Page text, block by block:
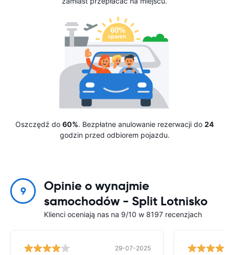
Oszczędź do 60%. Bezpłatne anulowanie rezerwacji do 24
godzin przed odbiorem pojazdu.
9
Opinie o wynajmie
samochodów - Split Lotnisko
Klienci oceniają nas na 9/10 w 8197 recenzjach
29-07-2025